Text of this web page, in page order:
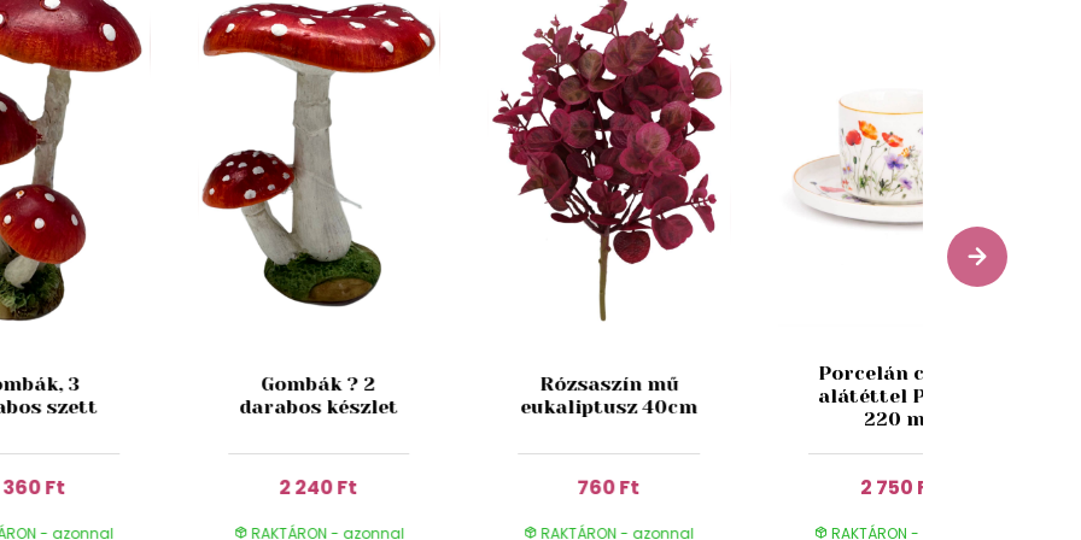
3
szett
360 Ft
- azonnal
Gombák ? 2
darabos készlet
2 240 Ft
RAKTÁRON - azonnal
Rózsaszín mű
eukaliptusz 40cm
760 Ft
RAKTÁRON - azonnal
Porcelán csésze
alátéttel Pipacs
220 ml
2 750 Ft
RAKTÁRON - azonnal